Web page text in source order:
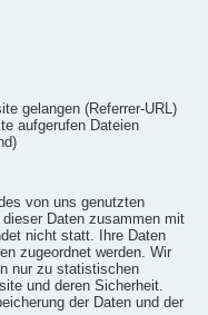
gelangen (Referrer-URL)
aufgerufen Dateien
von uns genutzten
Daten zusammen mit
nicht statt. Ihre Daten
zugeordnet werden. Wir
nur zu statistischen
und deren Sicherheit.
der Daten und der